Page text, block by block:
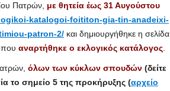
Πατρών, με θητεία έως 31 Αυγούστου
katalogoi-foititon-gia-tin-anadeixi-
patron-2/ και δημιουργήθηκε η σελίδα
αναρτήθηκε ο εκλογικός κατάλογος.
όλων των κύκλων σπουδών (δείτε
το σημείο 5 της προκήρυξης (αρχείο